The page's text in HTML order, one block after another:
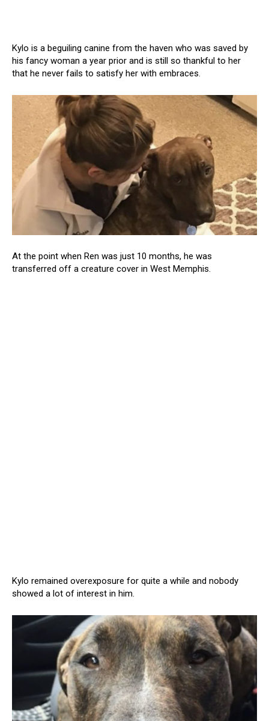
Kylo is a beguiling canine from the haven who was saved by
his fancy woman a year prior and is still so thankful to her
that he never fails to satisfy her with embraces.
At the point when Ren was just 10 months, he was
transferred off a creature cover in West Memphis.
Kylo remained overexposure for quite a while and nobody
showed a lot of interest in him.